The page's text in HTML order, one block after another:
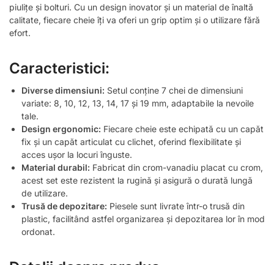
piulițe și bolturi. Cu un design inovator și un material de înaltă
calitate, fiecare cheie îți va oferi un grip optim și o utilizare fără
efort.
Caracteristici:
Diverse dimensiuni: Setul conține 7 chei de dimensiuni
variate: 8, 10, 12, 13, 14, 17 și 19 mm, adaptabile la nevoile
tale.
Design ergonomic: Fiecare cheie este echipată cu un capăt
fix și un capăt articulat cu clichet, oferind flexibilitate și
acces ușor la locuri înguste.
Material durabil: Fabricat din crom-vanadiu placat cu crom,
acest set este rezistent la rugină și asigură o durată lungă
de utilizare.
Trusă de depozitare: Piesele sunt livrate într-o trusă din
plastic, facilitând astfel organizarea și depozitarea lor în mod
ordonat.